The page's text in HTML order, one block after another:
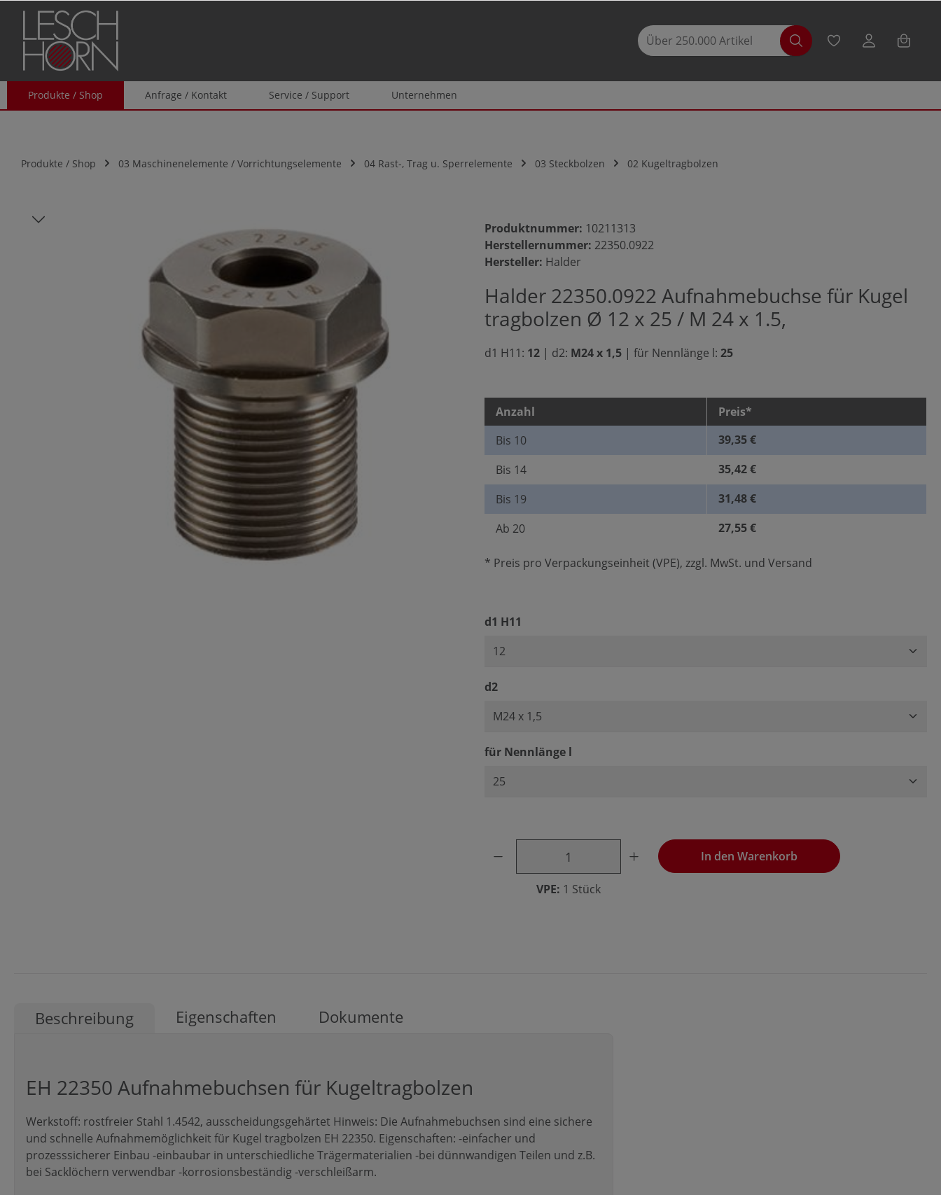
Zur Hauptnavigation springen
Produkte / Shop Anfrage / Kontakt Service / Support Unternehmen
Produkte / Shop 03 Maschinenelemente / Vorrichtungselemente 04 Rast-, Trag u. Sperrelemente 03 Steckbolzen 02 Kugeltragbolzen
Bildergalerie überspringen Produktnummer: 10211313
Herstellernummer: 22350.0922
Hersteller: Halder
Halder 22350.0922 Aufnahmebuchse für Kugel
tragbolzen Ø 12 x 25 / M 24 x 1.5,
d1 H11: 12 | d2: M24 x 1,5 | für Nennlänge l: 25
Anzahl
Preis*
Bis 10
39,35 €
Bis 14
35,42 €
Bis 19
31,48 €
Ab 20 27,55 €
* Preis pro Verpackungseinheit (VPE), zzgl. MwSt. und Versand
d1 H11
d2auswählen
für Nennlänge l
Produkt Anzahl: Gib den gewünschten Wert ein oder benutze die Schaltflächen, um
VPE: 1 Stück
In den Warenkorb
Beschreibung Eigenschaften Dokumente
EH 22350 Aufnahmebuchsen für Kugeltragbolzen
Werkstoff: rostfreier Stahl 1.4542, ausscheidungsgehärtet Hinweis: Die Aufnahmebuchsen sind eine sichere
und schnelle Aufnahmemöglichkeit für Kugel tragbolzen EH 22350. Eigenschaften: -einfacher und
prozesssicherer Einbau -einbaubar in unterschiedliche Trägermaterialien -bei dünnwandigen Teilen und z.B.
bei Sacklöchern verwendbar -korrosionsbeständig -verschleißarm.